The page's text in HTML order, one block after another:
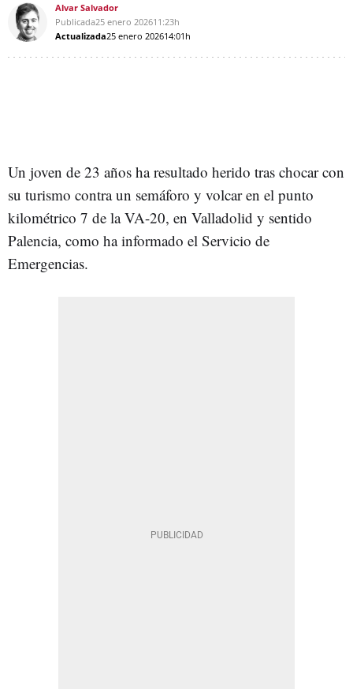
Alvar Salvador
Publicada25 enero 202611:23h
Actualizada25 enero 202614:01h
Un joven de 23 años ha resultado herido tras chocar con
su turismo contra un semáforo y volcar en el punto
kilométrico 7 de la VA-20, en Valladolid y sentido
Palencia, como ha informado el Servicio de
Emergencias.